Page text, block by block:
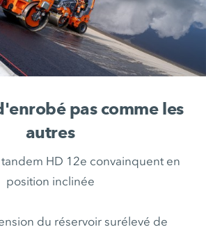
pas comme les
autres
HD 12e convainquent en
position inclinée
du réservoir surélevé de